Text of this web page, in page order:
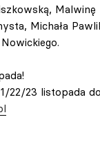
Malwinę
Michała
22/23 listopada